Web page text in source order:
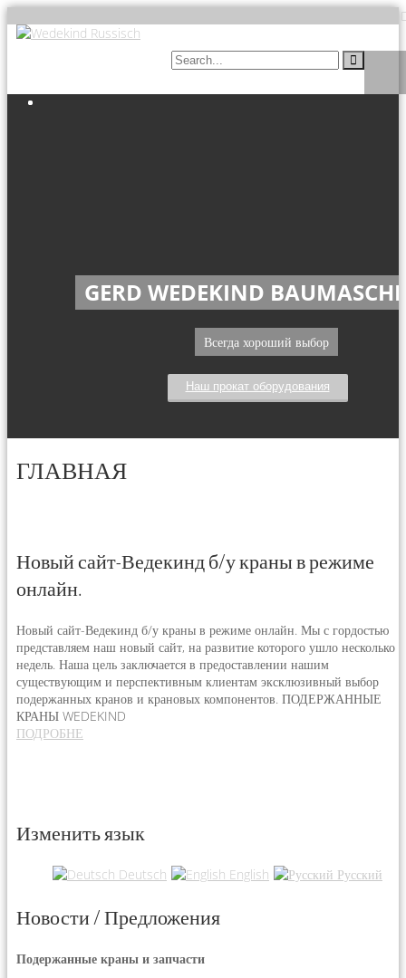
GERD WEDEKIND
Всегда хороший выбор
Наш прокат оборудования
ГЛАВНАЯ
Новый сайт-Ведекинд б/у краны в режиме
онлайн.
Новый сайт-Ведекинд б/у краны в режиме онлайн. Мы с гордостью
представляем наш новый сайт, на развитие которого ушло несколько
недель. Наша цель заключается в предоставлении нашим
существующим и перспективным клиентам эксклюзивный выбор
подержанных кранов и крановых компонентов. ПОДЕРЖАННЫЕ
КРАНЫ WEDEKIND
ПОДРОБНЕ
Изменить язык
Deutsch English Русский
Новости / Предложения
Подержанные краны и запчасти